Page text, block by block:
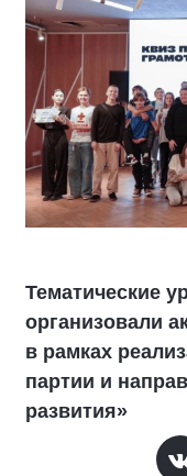
Тематические
организовали
в рамках
партии и
развития»